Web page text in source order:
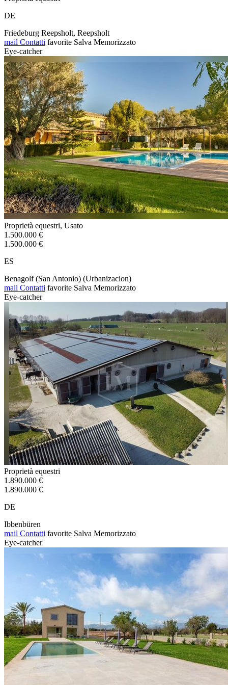
DE
Friedeburg Reepsholt, Reepsholt
mail Contatti favorite Salva Memorizzato
Eye-catcher
Proprietà equestri, Usato
1.500.000 €
1.500.000 €
ES
Benagolf (San Antonio) (Urbanizacion)
mail Contatti favorite Salva Memorizzato
Eye-catcher
Proprietà equestri
1.890.000 €
1.890.000 €
DE
Ibbenbüren
mail Contatti favorite Salva Memorizzato
Eye-catcher